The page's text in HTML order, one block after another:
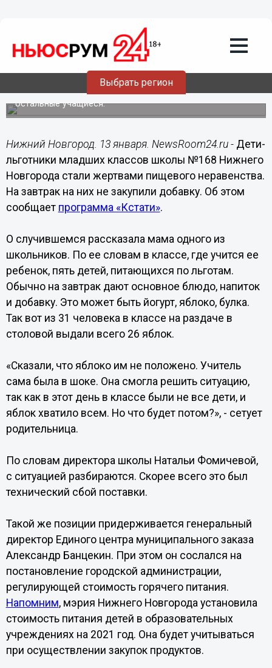
Выбрать регион
В нижегородской школе дети-
льготники стали жертвами «пищевого
неравенства»
Им не досталась добавка, которую получили все
остальные учащиеся.
Нижний Новгород. 13 января. NewsRoom24.ru - Дети-
льготники младших классов школы №168 Нижнего
Новгорода стали жертвами пищевого неравенства.
На завтрак на них не закупили добавку. Об этом
сообщает программа «Кстати».
О случившемся рассказала мама одного из
школьников. По ее словам в классе, где учится ее
ребенок, пять детей, питающихся по льготам.
Обычно на завтрак дают основное блюдо, напиток
и добавку. Это может быть йогурт, яблоко, булка.
Так вот из 31 человека в классе на раздаче в
столовой выдали всего 26 яблок.
«Сказали, что яблоко им не положено. Учитель
сама была в шоке. Она смогла решить ситуацию,
так как в этот день в классе были не все дети, и
яблок хватило всем. Но что будет потом?», - сетует
родительница.
По словам директора школы Натальи Фомичевой,
с ситуацией разбираются. Скорее всего это был
технический сбой поставки.
Такой же позиции придерживается генеральный
директор Единого центра муниципального заказа
Александр Банцекин. При этом он сослался на
постановление городской администрации,
регулирующей стоимость горячего питания.
Напомним, мэрия Нижнего Новгорода установила
стоимость питания детей в образовательных
учреждениях на 2021 год. Она будет учитываться
при осуществлении закупок продуктов.